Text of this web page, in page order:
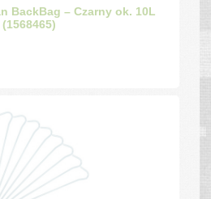
BackBag – Czarny ok. 10L
(1568465)